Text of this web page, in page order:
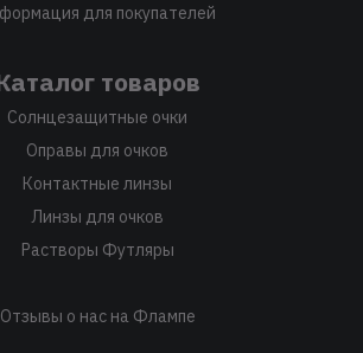
для покупателей
товаров
Солнцезащитные очки
Оправы для очков
Контактные линзы
Линзы для очков
Растворы Футляры
Отзывы о нас на Флампе